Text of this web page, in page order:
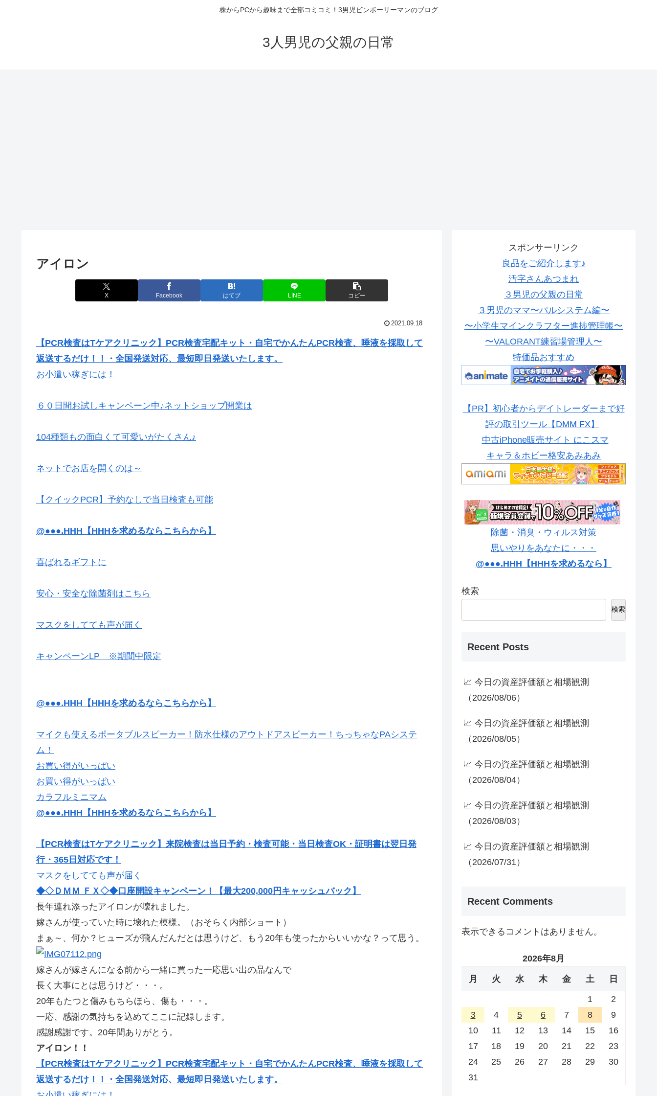
株からPCから趣味まで全部コミコミ！3男児ビンボーリーマンのブログ
3人男児の父親の日常
アイロン
X Facebook はてブ LINE コピー
2021.09.18
【PCR検査はTケアクリニック】PCR検査宅配キット・自宅でかんたんPCR検査、唾液を採取して
返送するだけ！！・全国発送対応、最短即日発送いたします。
お小遣い稼ぎには！
６０日間お試しキャンペーン中♪ネットショップ開業は
104種類もの面白くて可愛いがたくさん♪
ネットでお店を開くのは～
【クイックPCR】予約なしで当日検査も可能
@●●●.HHH【HHHを求めるならこちらから】
喜ばれるギフトに
安心・安全な除菌剤はこちら
マスクをしてても声が届く
キャンペーンLP ※期間中限定
@●●●.HHH【HHHを求めるならこちらから】
マイクも使えるポータブルスピーカー！防水仕様のアウトドアスピーカー！ちっちゃなPAシステ
ム！
お買い得がいっぱい
お買い得がいっぱい
カラフルミニマム
@●●●.HHH【HHHを求めるならこちらから】
【PCR検査はTケアクリニック】来院検査は当日予約・検査可能・当日検査OK・証明書は翌日発
行・365日対応です！
マスクをしてても声が届く
◆◇ＤＭＭ ＦＸ◇◆口座開設キャンペーン！【最大200,000円キャッシュバック】
長年連れ添ったアイロンが壊れました。
嫁さんが使っていた時に壊れた模様。（おそらく内部ショート）
まぁ～、何か？ヒューズが飛んだんだとは思うけど、もう20年も使ったからいいかな？って思う。
嫁さんが嫁さんになる前から一緒に買った一応思い出の品なんで
長く大事にとは思うけど・・・。
20年もたつと傷みもちらほら、傷も・・・。
一応、感謝の気持ちを込めてここに記録します。
感謝感謝です。20年間ありがとう。
アイロン！！
【PCR検査はTケアクリニック】PCR検査宅配キット・自宅でかんたんPCR検査、唾液を採取して
返送するだけ！！・全国発送対応、最短即日発送いたします。
スポンサーリンク
良品をご紹介します♪
汚字さんあつまれ
３男児の父親の日常
３男児のママ〜パルシステム編〜
〜小学生マインクラフター進捗管理帳〜
〜VALORANT練習場管理人〜
特価品おすすめ
【PR】初心者からデイトレーダーまで好
評の取引ツール【DMM FX】
中古iPhone販売サイト にこスマ
キャラ＆ホビー格安あみあみ
除菌・消臭・ウィルス対策
思いやりをあなたに・・・
@●●●.HHH【HHHを求めるなら】
検索
検索
Recent Posts
📈 今日の資産評価額と相場観測
（2026/08/06）
📈 今日の資産評価額と相場観測
（2026/08/05）
📈 今日の資産評価額と相場観測
（2026/08/04）
📈 今日の資産評価額と相場観測
（2026/08/03）
📈 今日の資産評価額と相場観測
（2026/07/31）
Recent Comments
表示できるコメントはありません。
2026年8月
月 火 水 木 金 土 日
1
2
3
4 5 6 7 8
9
10
11 12 13 14 15
16
17
18 19 20 21 22
23
24
25 26 27 28 29
30
31